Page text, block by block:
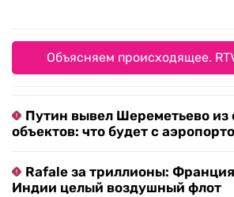
Объясняем происходящее.
Путин вывел Шереметьево из
объектов: что будет с
Rafale за триллионы:
Индии целый воздушный флот